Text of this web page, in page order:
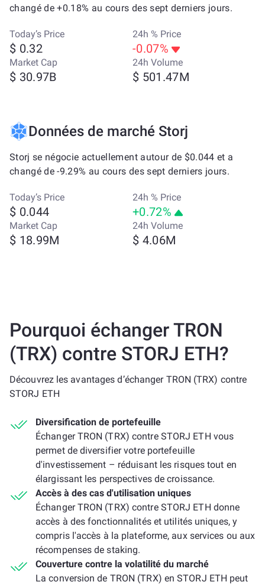
changé de +0.18% au cours des sept derniers jours.
Today’s Price
$ 0.32
24h % Price
-0.07%
Market Cap
$ 30.97B
24h Volume
$ 501.47M
Données de marché Storj
Storj se négocie actuellement autour de $0.044 et a
changé de -9.29% au cours des sept derniers jours.
Today’s Price
$ 0.044
24h % Price
+0.72%
Market Cap
$ 18.99M
24h Volume
$ 4.06M
Pourquoi échanger TRON
(TRX) contre STORJ ETH?
Découvrez les avantages d’échanger TRON (TRX) contre
STORJ ETH
Diversification de portefeuille
Échanger TRON (TRX) contre STORJ ETH vous
permet de diversifier votre portefeuille
d'investissement – réduisant les risques tout en
élargissant les perspectives de croissance.
Accès à des cas d'utilisation uniques
Échanger TRON (TRX) contre STORJ ETH donne
accès à des fonctionnalités et utilités uniques, y
compris l'accès à la plateforme, aux services ou aux
récompenses de staking.
Couverture contre la volatilité du marché
La conversion de TRON (TRX) en STORJ ETH peut